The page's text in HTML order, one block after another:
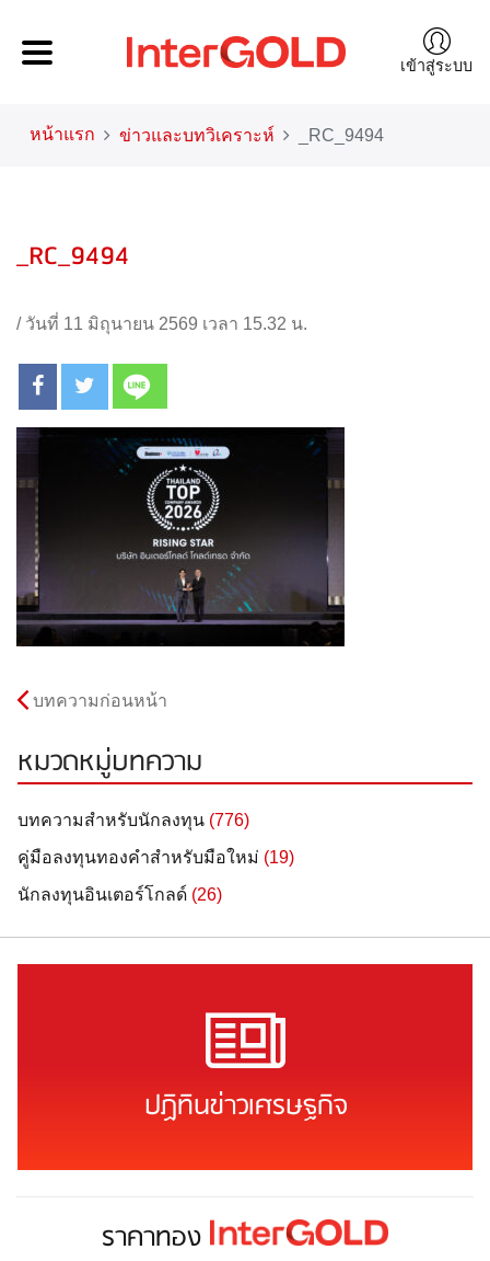
เข้าสู่ระบบ
หน้าแรก ข่าวและบทวิเคราะห์ _RC_9494
_RC_9494
/ วันที่ 11 มิถุนายน 2569 เวลา 15.32 น.
บทความก่อนหน้า
หมวดหมู่บทความ
บทความสำหรับนักลงทุน (776)
คู่มือลงทุนทองคำสำหรับมือใหม่ (19)
นักลงทุนอินเตอร์โกลด์ (26)
ปฏิทินข่าวเศรษฐกิจ
ราคาทอง